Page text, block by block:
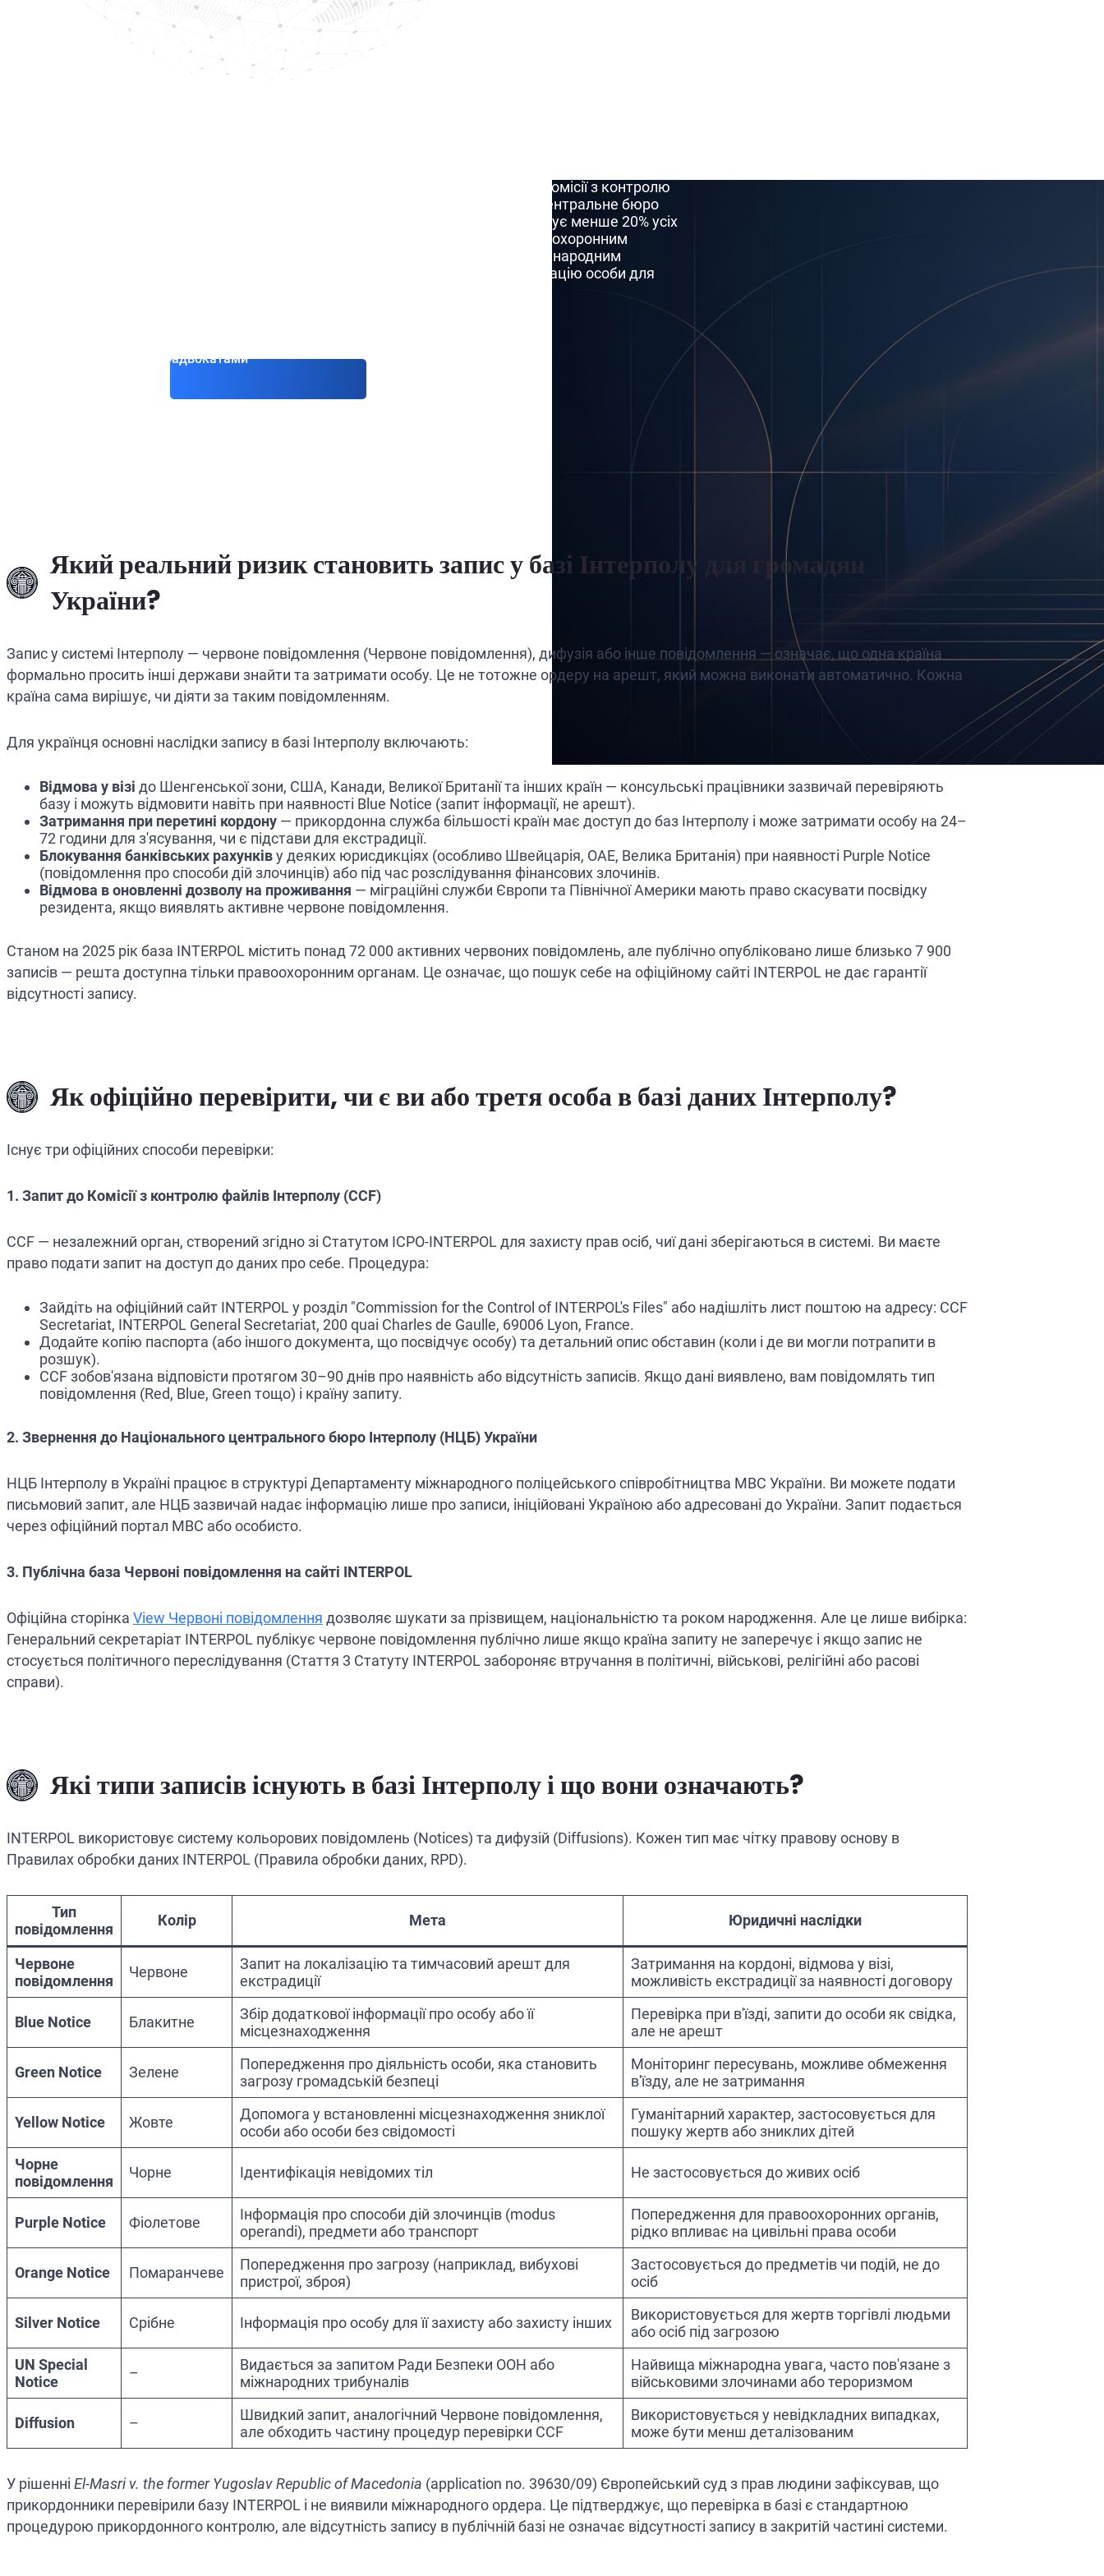
Як перевірити себе або третю
особу в міжнародній базі даних
Перевірка в базі Інтерполу можливе офіційно тільки через запит до Комісії з контролю
файлів Інтерполу (CCF), яка працює у Ліоні, або через Національне центральне бюро
Інтерполу вашої країни. Публічна база даних на сайті INTERPOL показує менше 20% усіх
червоних повідомлень — більшість записів доступна виключно правоохоронним
органам і не публікується в інтернеті. Червоне повідомлення не є міжнародним
ордером на арешт, а лише запитом одної країни до інших про локалізацію особи для
Зв’язатися з адвокатами
Який реальний ризик становить запис у базі Інтерполу для громадян
України?
Запис у системі Інтерполу — червоне повідомлення (Червоне повідомлення), дифузія або інше повідомлення — означає, що одна країна
формально просить інші держави знайти та затримати особу. Це не тотожне ордеру на арешт, який можна виконати автоматично. Кожна
країна сама вирішує, чи діяти за таким повідомленням.
Для українця основні наслідки запису в базі Інтерполу включають:
Відмова у візі до Шенгенської зони, США, Канади, Великої Британії та інших країн — консульські працівники зазвичай перевіряють
базу і можуть відмовити навіть при наявності Blue Notice (запит інформації, не арешт).
Затримання при перетині кордону — прикордонна служба більшості країн має доступ до баз Інтерполу і може затримати особу на 24–
72 години для з'ясування, чи є підстави для екстрадиції.
Блокування банківських рахунківу деяких юрисдикціях (особливо Швейцарія, ОАЕ, Велика Британія) при наявності Purple Notice
(повідомлення про способи дій злочинців) або під час розслідування фінансових злочинів.
Відмова в оновленні дозволу на проживання — міграційні служби Європи та Північної Америки мають право скасувати посвідку
резидента, якщо виявлять активне червоне повідомлення.
Станом на 2025 рік база INTERPOL містить понад 72 000 активних червоних повідомлень, але публічно опубліковано лише близько 7 900
записів — решта доступна тільки правоохоронним органам. Це означає, що пошук себе на офіційному сайті INTERPOL не дає гарантії
відсутності запису.
Як офіційно перевірити, чи є ви або третя особа в базі даних Інтерполу?
Існує три офіційних способи перевірки:
1. Запит до Комісії з контролю файлів Інтерполу (CCF)
CCF — незалежний орган, створений згідно зі Статутом ICPO-INTERPOL для захисту прав осіб, чиї дані зберігаються в системі. Ви маєте
право подати запит на доступ до даних про себе. Процедура:
Зайдіть на офіційний сайт INTERPOL у розділ "Commission for the Control of INTERPOL's Files" або надішліть лист поштою на адресу: CCF
Secretariat, INTERPOL General Secretariat, 200 quai Charles de Gaulle, 69006 Lyon, France.
Додайте копію паспорта (або іншого документа, що посвідчує особу) та детальний опис обставин (коли і де ви могли потрапити в
розшук).
CCF зобов'язана відповісти протягом 30–90 днів про наявність або відсутність записів. Якщо дані виявлено, вам повідомлять тип
повідомлення (Red, Blue, Green тощо) і країну запиту.
2. Звернення до Національного центрального бюро Інтерполу (НЦБ) України
НЦБ Інтерполу в Україні працює в структурі Департаменту міжнародного поліцейського співробітництва МВС України. Ви можете подати
письмовий запит, але НЦБ зазвичай надає інформацію лише про записи, ініційовані Україною або адресовані до України. Запит подається
через офіційний портал МВС або особисто.
3. Публічна база Червоні повідомлення на сайті INTERPOL
Офіційна сторінка View Червоні повідомлення дозволяє шукати за прізвищем, національністю та роком народження. Але це лише вибірка:
Генеральний секретаріат INTERPOL публікує червоне повідомлення публічно лише якщо країна запиту не заперечує і якщо запис не
стосується політичного переслідування (Стаття 3 Статуту INTERPOL забороняє втручання в політичні, військові, релігійні або расові
справи).
Які типи записів існують в базі Інтерполу і що вони означають?
INTERPOL використовує систему кольорових повідомлень (Notices) та дифузій (Diffusions). Кожен тип має чітку правову основу в
Правилах обробки даних INTERPOL (Правила обробки даних, RPD).
Тип
повідомлення
Колір Мета Юридичні наслідки
Червоне
повідомлення
Червоне
Запит на локалізацію та тимчасовий арешт для
екстрадиції
Затримання на кордоні, відмова у візі,
можливість екстрадиції за наявності договору
Blue Notice Блакитне
Збір додаткової інформації про особу або її
місцезнаходження
Перевірка при в'їзді, запити до особи як свідка,
але не арешт
Green Notice Зелене
Попередження про діяльність особи, яка становить
загрозу громадській безпеці
Моніторинг пересувань, можливе обмеження
в'їзду, але не затримання
Yellow Notice Жовте
Допомога у встановленні місцезнаходження зниклої
особи або особи без свідомості
Гуманітарний характер, застосовується для
пошуку жертв або зниклих дітей
Чорне
повідомлення
Чорне Ідентифікація невідомих тіл Не застосовується до живих осіб
Purple Notice Фіолетове
Інформація про способи дій злочинців (modus
operandi), предмети або транспорт
Попередження для правоохоронних органів,
рідко впливає на цивільні права особи
Orange Notice Помаранчеве
Попередження про загрозу (наприклад, вибухові
пристрої, зброя)
Застосовується до предметів чи подій, не до
осіб
Silver Notice Срібне Інформація про особу для її захисту або захисту інших
Використовується для жертв торгівлі людьми
або осіб під загрозою
UN Special
Notice
–
Видається за запитом Ради Безпеки ООН або
міжнародних трибуналів
Найвища міжнародна увага, часто пов'язане з
військовими злочинами або тероризмом
Diffusion –
Швидкий запит, аналогічний Червоне повідомлення,
але обходить частину процедур перевірки CCF
Використовується у невідкладних випадках,
може бути менш деталізованим
У рішенні El-Masri v. the former Yugoslav Republic of Macedonia (application no. 39630/09) Європейський суд з прав людини зафіксував, що
прикордонники перевірили базу INTERPOL і не виявили міжнародного ордера. Це підтверджує, що перевірка в базі є стандартною
процедурою прикордонного контролю, але відсутність запису в публічній базі не означає відсутності запису в закритій частині системи.